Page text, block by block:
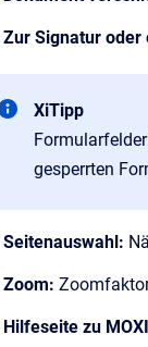
Zur Signatur
XiTipp
gesperrten
zu